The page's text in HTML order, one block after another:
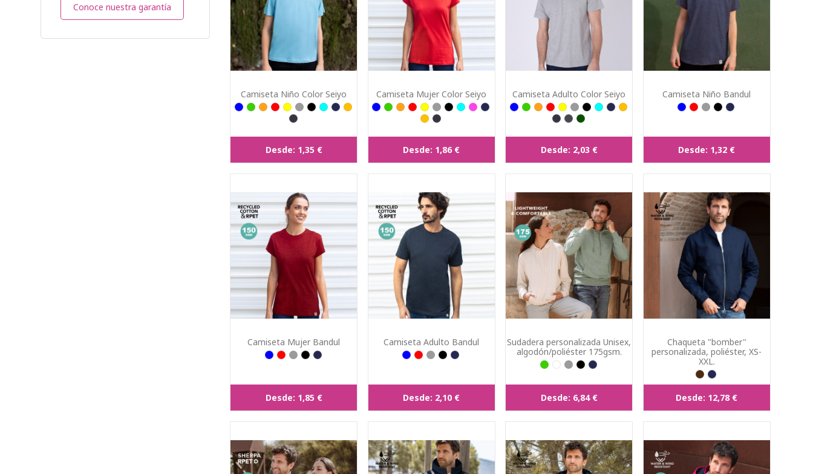
Camiseta Niño Color Seiyo
Desde: 1,35 €
Camiseta Mujer Color Seiyo
Desde: 1,86 €
Camiseta Adulto Color Seiyo
Desde: 2,03 €
Camiseta Niño Bandul
Desde: 1,32 €
Camiseta Mujer Bandul
Desde: 1,85 €
Camiseta Adulto Bandul
Desde: 2,10 €
Sudadera personalizada Unisex,
algodón/poliéster 175gsm.
Desde: 6,84 €
Chaqueta "bomber"
personalizada, poliéster, XS-
XXL.
Desde: 12,78 €
Conoce nuestra garantía